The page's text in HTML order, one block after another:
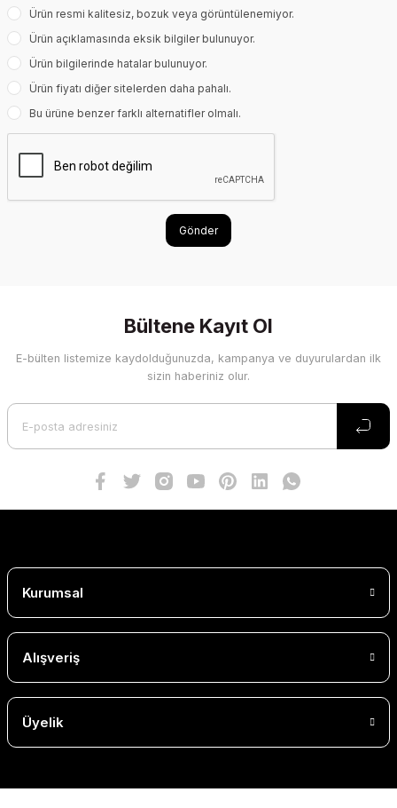
Ürün resmi kalitesiz, bozuk veya görüntülenemiyor.
Ürün açıklamasında eksik bilgiler bulunuyor.
Ürün bilgilerinde hatalar bulunuyor.
Ürün fiyatı diğer sitelerden daha pahalı.
Bu ürüne benzer farklı alternatifler olmalı.
Gönder
Bültene Kayıt Ol
E-bülten listemize kaydolduğunuzda, kampanya ve duyurulardan ilk
sizin haberiniz olur.
Kurumsal
Alışveriş
Üyelik